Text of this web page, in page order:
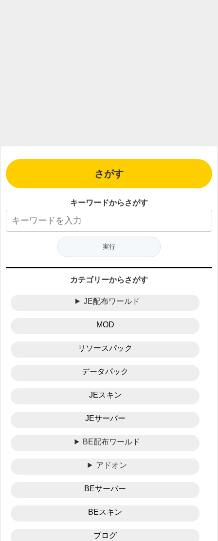
さがす
キーワードからさがす
カテゴリーからさがす
JE配布ワールド
MOD
リソースパック
データパック
JEスキン
JEサーバー
BE配布ワールド
アドオン
BEサーバー
BEスキン
ブログ